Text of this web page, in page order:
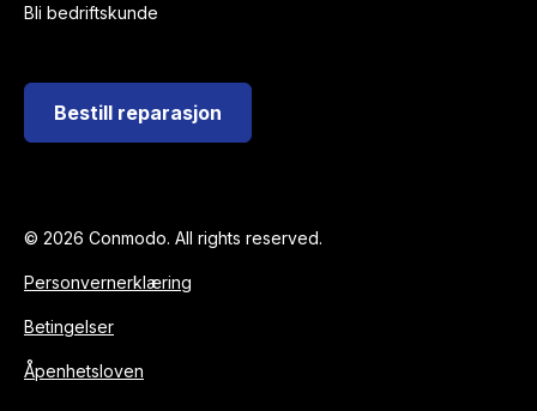
Bli bedriftskunde
Bestill reparasjon
© 2026 Conmodo. All rights reserved.
Personvernerklæring
Betingelser
Åpenhetsloven